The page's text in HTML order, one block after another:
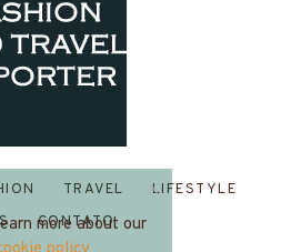
TRAVEL
LIFESTYLE
CONTATO
more about our